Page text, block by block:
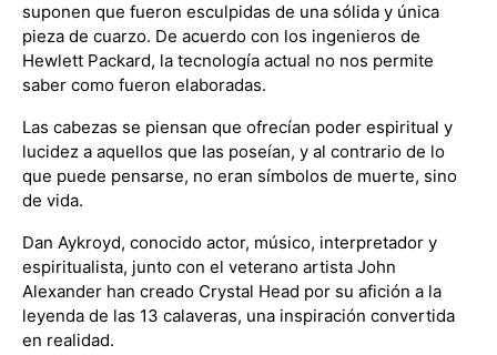
suponen que fueron esculpidas de una sólida y única
pieza de cuarzo. De acuerdo con los ingenieros de
Hewlett Packard, la tecnología actual no nos permite
saber como fueron elaboradas.
Las cabezas se piensan que ofrecían poder espiritual y
lucidez a aquellos que las poseían, y al contrario de lo
que puede pensarse, no eran símbolos de muerte, sino
de vida.
Dan Aykroyd, conocido actor, músico, interpretador y
espiritualista, junto con el veterano artista John
Alexander han creado Crystal Head por su afición a la
leyenda de las 13 calaveras, una inspiración convertida
en realidad.